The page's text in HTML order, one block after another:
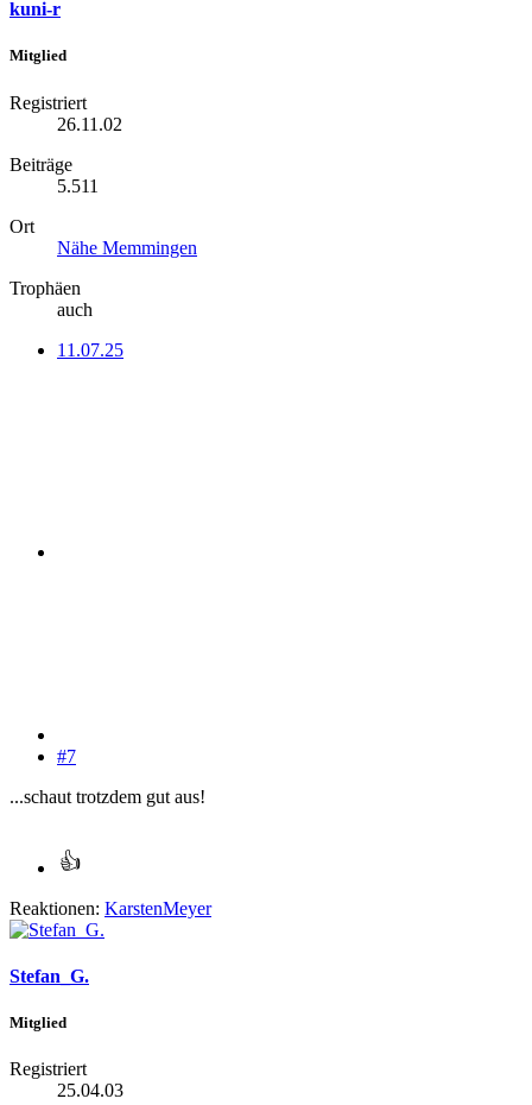
kuni-r
Mitglied
Registriert
26.11.02
Beiträge
5.511
Ort
Nähe Memmingen
Trophäen
auch
11.07.25
#7
...schaut trotzdem gut aus!
Reaktionen: KarstenMeyer
Stefan_G.
Mitglied
Registriert
25.04.03